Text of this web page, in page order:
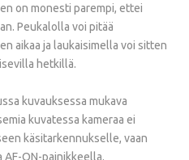
on monesti parempi, ettei
Peukalolla voi pitää
aikaa ja laukaisimella voi sitten
hetkillä.
kuvauksessa mukava
kuvatessa kameraa ei
käsitarkennukselle, vaan
ON-painikkeella.